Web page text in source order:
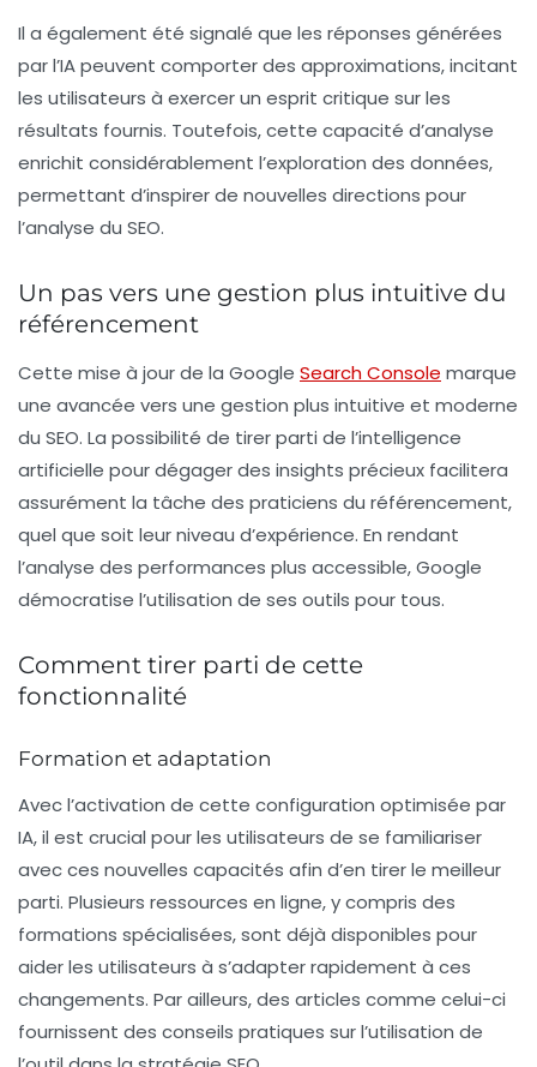
Il a également été signalé que les réponses générées
par l’IApeuvent comporter des approximations, incitant
les utilisateurs à exercer un esprit critique sur les
résultats fournis. Toutefois, cette capacité d’analyse
enrichit considérablement l’exploration des données,
permettant d’inspirer de nouvelles directions pour
l’analyse du SEO.
Un pas vers une gestion plus intuitive du
référencement
Cette mise à jour de la Google Search Console marque
une avancée vers une gestion plus intuitive et moderne
du SEO. La possibilité de tirer parti de l’intelligence
artificielle pour dégager des insights précieux facilitera
assurément la tâche des praticiens du référencement,
quel que soit leur niveau d’expérience. En rendant
l’analyse des performances plus accessible, Google
démocratise l’utilisation de ses outils pour tous.
Comment tirer parti de cette
fonctionnalité
Formation et adaptation
Avec l’activation de cette configuration optimisée par
IA, il est crucial pour les utilisateurs de se familiariser
avec ces nouvelles capacités afin d’en tirer le meilleur
parti. Plusieurs ressources en ligne, y compris des
formations spécialisées, sont déjà disponibles pour
aider les utilisateurs à s’adapter rapidement à ces
changements. Par ailleurs, des articles comme celui-ci
fournissent des conseils pratiques sur l’utilisation de